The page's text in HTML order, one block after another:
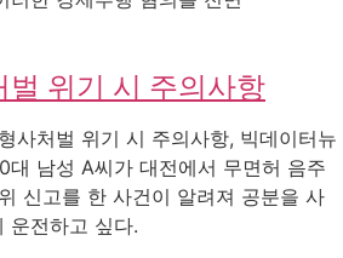
위기 시 주의사항
사처벌 위기 시 주의사항, 빅데이터뉴
남성 A씨가 대전에서 무면허 음주
신고를 한 사건이 알려져 공분을 사
운전하고 싶다.